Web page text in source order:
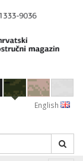
English